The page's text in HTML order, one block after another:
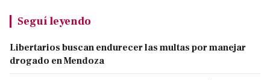
Seguí leyendo
Libertarios buscan endurecer las multas por manejar
drogado en Mendoza